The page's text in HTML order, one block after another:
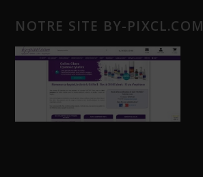
NOTRE SITE BY-PIXCL.COM